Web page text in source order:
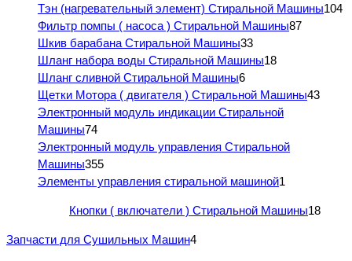
Тэн (нагревательный элемент) Стиральной Машины104
Фильтр помпы ( насоса ) Стиральной Машины87
Шкив барабана Стиральной Машины33
Шланг набора воды Стиральной Машины18
Шланг сливной Стиральной Машины6
Щетки Мотора ( двигателя ) Стиральной Машины43
Электронный модуль индикации Стиральной
Машины74
Электронный модуль управления Стиральной
Машины355
Элементы управления стиральной машиной1
Кнопки ( включатели ) Стиральной Машины18
Запчасти для Сушильных Машин4